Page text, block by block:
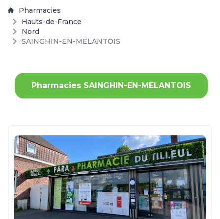
Pharmacies
Hauts-de-France
Nord
SAINGHIN-EN-MELANTOIS
Pharmacies SAINGHIN-EN-MELANTOIS